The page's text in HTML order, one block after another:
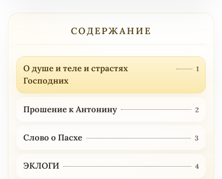
СОДЕРЖАНИЕ
О душе и теле и страстях
Господних
1
Прошение к Антонину 2
Слово о Пасхе 3
ЭКЛОГИ 4